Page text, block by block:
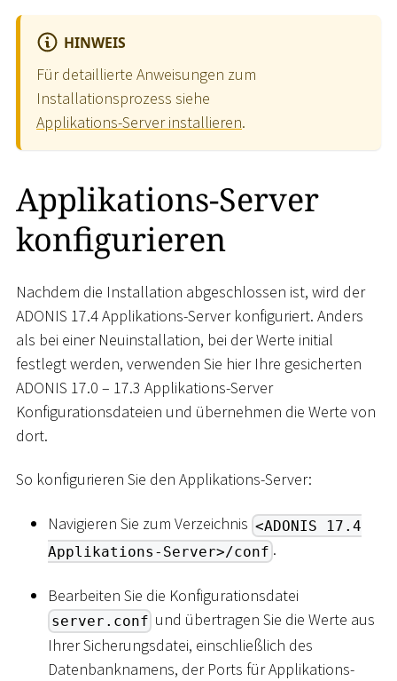
HINWEIS
Für detaillierte Anweisungen zum
Installationsprozess siehe
Applikations-Server installieren.
Applikations-Server
konfigurieren
Nachdem die Installation abgeschlossen ist, wird der
ADONIS 17.4 Applikations-Server konfiguriert. Anders
als bei einer Neuinstallation, bei der Werte initial
festlegt werden, verwenden Sie hier Ihre gesicherten
ADONIS 17.0 – 17.3 Applikations-Server
Konfigurationsdateien und übernehmen die Werte von
dort.
So konfigurieren Sie den Applikations-Server:
Navigieren Sie zum Verzeichnis <ADONIS 17.4
Applikations-Server>/conf .
Bearbeiten Sie die Konfigurationsdatei
server.conf und übertragen Sie die Werte aus
Ihrer Sicherungsdatei, einschließlich des
Datenbanknamens, der Ports für Applikations-